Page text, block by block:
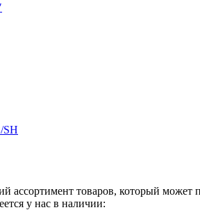
SH
ассортимент товаров, который может
у нас в наличии: